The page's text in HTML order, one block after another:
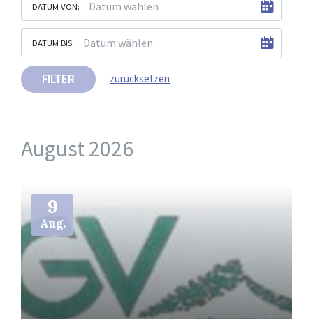
DATUM VON:
DATUM BIS:
FILTER zurücksetzen
August 2026
9
Aug.